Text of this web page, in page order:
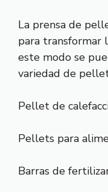
La prensa de
para transformar
este modo se
variedad de
Pellet de
Pellets para
Barras de